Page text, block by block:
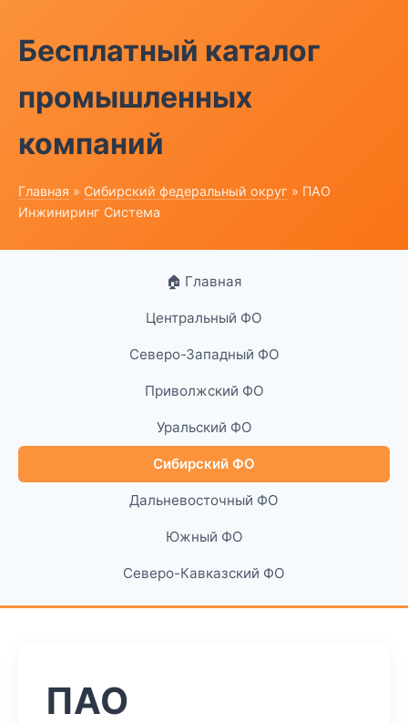
Бесплатный каталог
промышленных
компаний
Главная » Сибирский федеральный округ » ПАО
Инжиниринг Система
🏠 Главная
Центральный ФО
Северо-Западный ФО
Приволжский ФО
Уральский ФО
Сибирский ФО
Дальневосточный ФО
Южный ФО
Северо-Кавказский ФО
ПАО